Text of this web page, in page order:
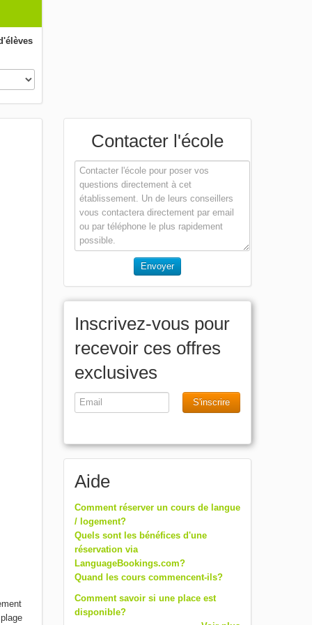
Contacter l'école
Envoyer
Inscrivez-vous pour
recevoir ces offres
exclusives
S'inscrire
Aide
Comment réserver un cours de langue
/ logement?
Quels sont les bénéfices d'une
réservation via
LanguageBookings.com?
Quand les cours commencent-ils?
Comment savoir si une place est
disponible?